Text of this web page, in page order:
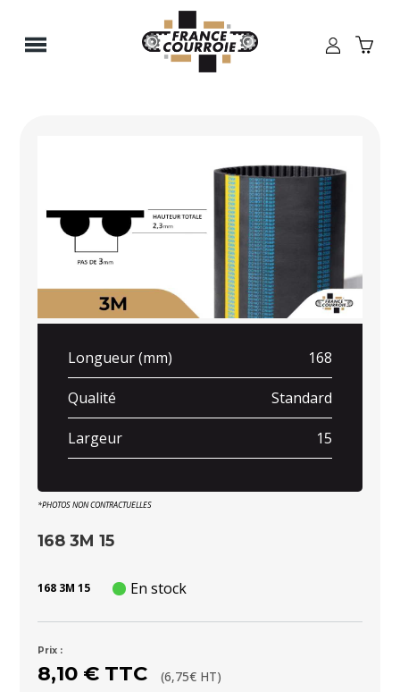
Longueur (mm) 168
Qualité Standard
Largeur 15
*PHOTOS NON CONTRACTUELLES
168 3M 15
168 3M 15 En stock
Prix :
8,10 € TTC (6,75€ HT)
Panneau de gestion des cookies